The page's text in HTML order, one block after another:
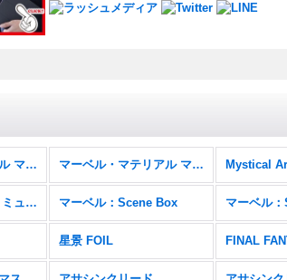
マーベル・マテリアル マーベル スーパー・ヒーローズ マーベル・マテリアル マーベル スーパー・ヒーローズ FOIL Mystical
ソース・マテリアル ミュータントタートル FOIL マーベル：Scene Box
星景 FOIL FINAL